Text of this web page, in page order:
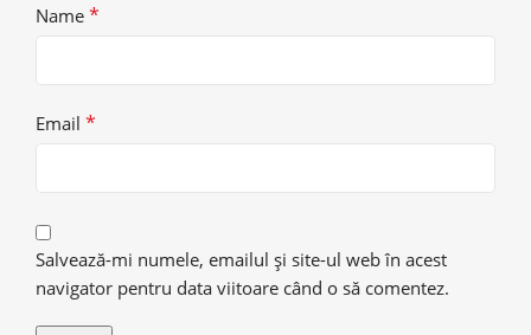
Name *
Email *
Salvează-mi numele, emailul și site-ul web în acest
navigator pentru data viitoare când o să comentez.